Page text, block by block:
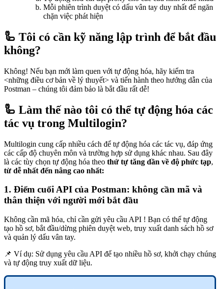
Mỗi phiên trình duyệt có dấu vân tay duy nhất để ngăn
chặn việc phát hiện
🦾 Tôi có cần kỹ năng lập trình để bắt đầu
không?
Không! Nếu bạn mới làm quen với tự động hóa, hãy kiểm tra
<những điều cơ bản về lý thuyết> và tiến hành theo hướng dẫn của
Postman – chúng tôi đảm bảo là bắt đầu rất dễ!
🦾 Làm thế nào tôi có thể tự động hóa các
tác vụ trong Multilogin?
Multilogin cung cấp nhiều cách để tự động hóa các tác vụ, đáp ứng
các cấp độ chuyên môn và trường hợp sử dụng khác nhau. Sau đây
là các tùy chọn tự động hóa theo thứ tự tăng dần về độ phức tạp,
từ dễ nhất đến nâng cao nhất:
1. Điểm cuối API của Postman: không cần mã và
thân thiện với người mới bắt đầu
Không cần mã hóa, chỉ cần gửi yêu cầu API ! Bạn có thể tự động
tạo hồ sơ, bắt đầu/dừng phiên duyệt web, truy xuất danh sách hồ sơ
và quản lý dấu vân tay.
📌 Ví dụ: Sử dụng yêu cầu API để tạo nhiều hồ sơ, khởi chạy chúng
và tự động truy xuất dữ liệu.